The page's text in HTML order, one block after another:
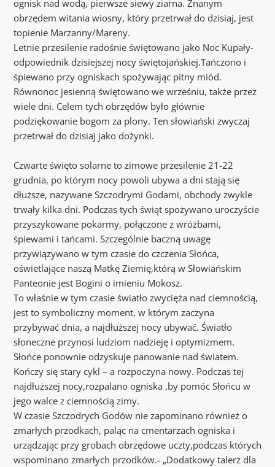
ognisk nad wodą, pierwsze siewy ziarna. Znanym
obrzędem witania wiosny, który przetrwał do dzisiaj, jest
topienie Marzanny/Mareny.
Letnie przesilenie radośnie świętowano jako Noc Kupały-
odpowiednik dzisiejszej nocy świętojańskiej.Tańczono i
śpiewano przy ogniskach spożywając pitny miód.
Równonoc jesienną świętowano we wrześniu, także przez
wiele dni. Celem tych obrzędów było głównie
podziękowanie bogom za plony. Ten słowiański zwyczaj
przetrwał do dzisiaj jako dożynki.
Czwarte święto solarne to zimowe przesilenie 21-22
grudnia, po którym nocy powoli ubywa a dni stają się
dłuższe, nazywane Szczodrymi Godami, obchody zwykle
trwały kilka dni. Podczas tych świąt spożywano uroczyście
przyszykowane pokarmy, połączone z wróżbami,
śpiewami i tańcami. Szczególnie baczną uwagę
przywiązywano w tym czasie do czczenia Słońca,
oświetlające naszą Matkę Ziemię,którą w Słowiańskim
Panteonie jest Bogini o imieniu Mokosz.
To właśnie w tym czasie światło zwycięża nad ciemnością,
jest to symboliczny moment, w którym zaczyna
przybywać dnia, a najdłuższej nocy ubywać. Światło
słoneczne przynosi ludziom nadzieję i optymizmem.
Słońce ponownie odzyskuje panowanie nad światem.
Kończy się stary cykl – a rozpoczyna nowy. Podczas tej
najdłuższej nocy,rozpalano ogniska ,by pomóc Słońcu w
jego walce z ciemnością zimy.
W czasie Szczodrych Godów nie zapominano również o
zmarłych przodkach, paląc na cmentarzach ogniska i
urządzając przy grobach obrzędowe uczty,podczas których
wspominano zmarłych przodków.- „Dodatkowy talerz dla